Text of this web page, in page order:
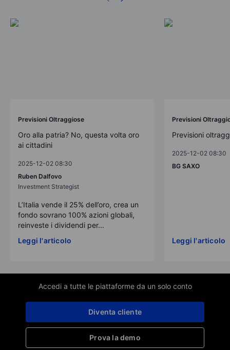
Previsioni Oltraggiose
Oro alla patria? No, questa volta oro
ai cittadini
2025-12-02 08:30
Ruben Dalfovo
Investment Strategist
L’Italia vende il 25% dell’oro, crea un
fondo sovrano 100% azioni globali,
reinveste i dividendi per...
Leggi l'articolo
Previsioni
Previsioni
2025-12-02 08:30
BG SAXO
Leggi l'articolo
Accedi a tutte le piattaforme da un solo conto
Prova la demo
Diventa cliente